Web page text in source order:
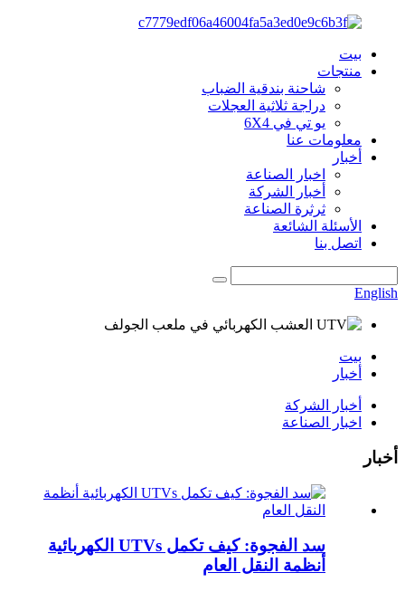
بيت
منتجات
شاحنة بندقية الضباب
دراجة ثلاثية العجلات
يو تي في 6X4
معلومات عنا
أخبار
اخبار الصناعة
أخبار الشركة
ثرثرة الصناعة
الأسئلة الشائعة
اتصل بنا
English
بيت
أخبار
أخبار الشركة
اخبار الصناعة
أخبار
سد الفجوة: كيف تكمل UTVs الكهربائية
أنظمة النقل العام